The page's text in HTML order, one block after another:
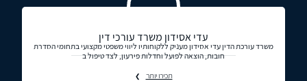
עדי אסידון משרד עורכי דין
משרד עורכת הדין עדי אסידון מעניק ללקוחותיו ליווי משפטי מקצועי בתחומי הסדרת
חובות, הוצאה לפועל וחדלות פירעון, לצד טיפול ב
תכירו יותר